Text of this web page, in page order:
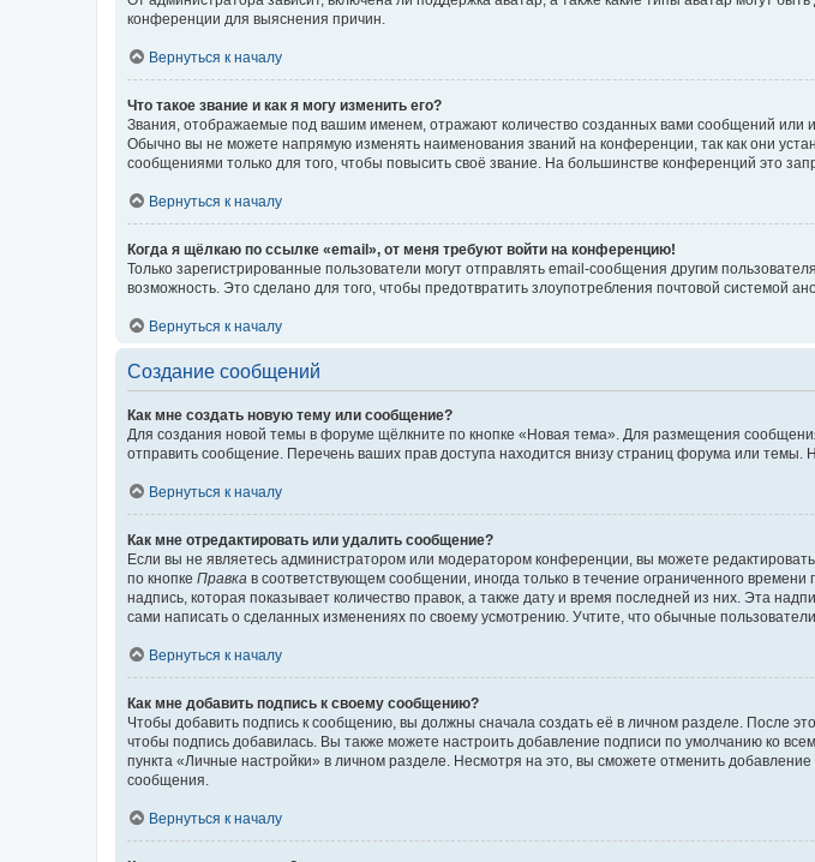
конференции для выяснения причин.
Вернуться к началу
Что такое звание и как я могу изменить его?
Звания, отображаемые под вашим именем, отражают количество созданных вами сообщений
Обычно вы не можете напрямую изменять наименования званий на конференции, так как они
сообщениями только для того, чтобы повысить своё звание. На большинстве конференций это
Вернуться к началу
Когда я щёлкаю по ссылке «email», от меня требуют войти на конференцию!
Только зарегистрированные пользователи могут отправлять email-сообщения другим
возможность. Это сделано для того, чтобы предотвратить злоупотребления почтовой системой
Вернуться к началу
Создание сообщений
Как мне создать новую тему или сообщение?
Для создания новой темы в форуме щёлкните по кнопке «Новая тема». Для размещения
отправить сообщение. Перечень ваших прав доступа находится внизу страниц форума или
Вернуться к началу
Как мне отредактировать или удалить сообщение?
Если вы не являетесь администратором или модератором конференции, вы можете
по кнопке Правка в соответствующем сообщении, иногда только в течение ограниченного
надпись, которая показывает количество правок, а также дату и время последней из них. Эта
сами написать о сделанных изменениях по своему усмотрению. Учтите, что обычные
Вернуться к началу
Как мне добавить подпись к своему сообщению?
Чтобы добавить подпись к сообщению, вы должны сначала создать её в личном разделе. После
чтобы подпись добавилась. Вы также можете настроить добавление подписи по умолчанию ко
пункта «Личные настройки» в личном разделе. Несмотря на это, вы сможете отменить
сообщения.
Вернуться к началу